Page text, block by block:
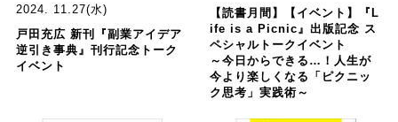
2024. 11.27(水)
戸田充広 新刊『副業アイデア
逆引き事典』刊行記念トーク
イベント
【読書月間】【イベント】『L
ife is a Picnic』出版記念 ス
ペシャルトークイベント
～今日からできる…！人生が
今より楽しくなる「ピクニッ
ク思考」実践術～